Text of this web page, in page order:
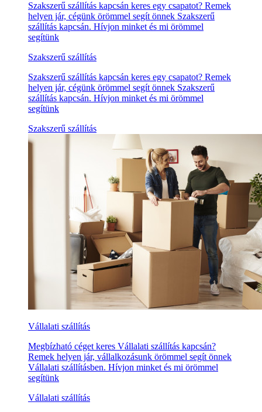
Szakszerű szállítás kapcsán keres egy csapatot? Remek
helyen jár, cégünk örömmel segít önnek Szakszerű
szállítás kapcsán. Hívjon minket és mi örömmel
segítünk
Szakszerű szállítás
Szakszerű szállítás kapcsán keres egy csapatot? Remek
helyen jár, cégünk örömmel segít önnek Szakszerű
szállítás kapcsán. Hívjon minket és mi örömmel
segítünk
Szakszerű szállítás
Vállalati szállítás
Megbízható céget keres Vállalati szállítás kapcsán?
Remek helyen jár, vállalkozásunk örömmel segít önnek
Vállalati szállításben. Hívjon minket és mi örömmel
segítünk
Vállalati szállítás